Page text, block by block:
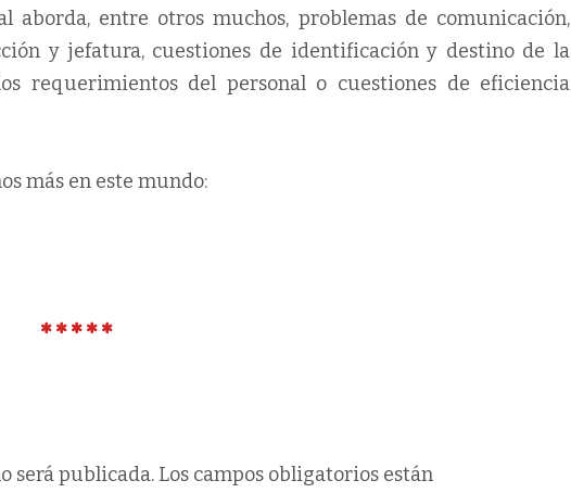
aborda, entre otros muchos, problemas de comunicación,
y jefatura, cuestiones de identificación y destino de la
requerimientos del personal o cuestiones de eficiencia
más en este mundo:
será publicada. Los campos obligatorios están